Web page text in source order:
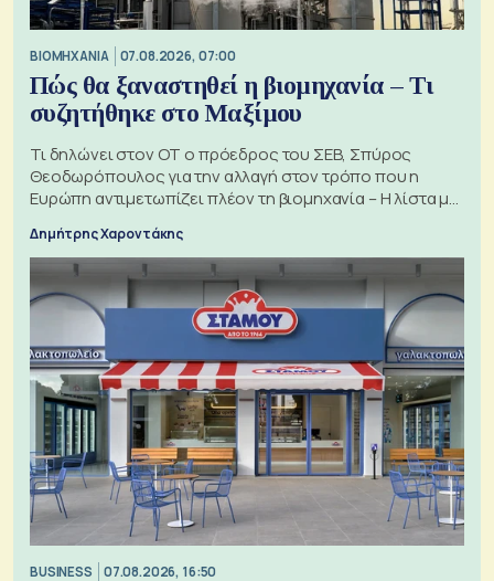
ΒΙΟΜΗΧΑΝΙΑ 07.08.2026, 07:00
Πώς θα ξαναστηθεί η βιομηχανία – Τι
συζητήθηκε στο Μαξίμου
Τι δηλώνει στον ΟΤ ο πρόεδρος του ΣΕΒ, Σπύρος
Θεοδωρόπουλος για την αλλαγή στον τρόπο που η
Ευρώπη αντιμετωπίζει πλέον τη βιομηχανία – Η λίστα με
Δημήτρης Χαροντάκης
BUSINESS 07.08.2026, 16:50